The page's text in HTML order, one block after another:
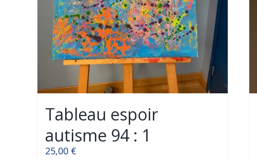
Tableau espoir
autisme 94 : 1
25,00 €